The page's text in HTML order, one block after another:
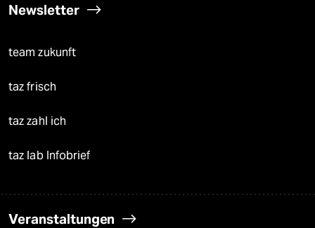
Newsletter
team zukunft
taz frisch
taz zahl ich
taz lab Infobrief
Veranstaltungen